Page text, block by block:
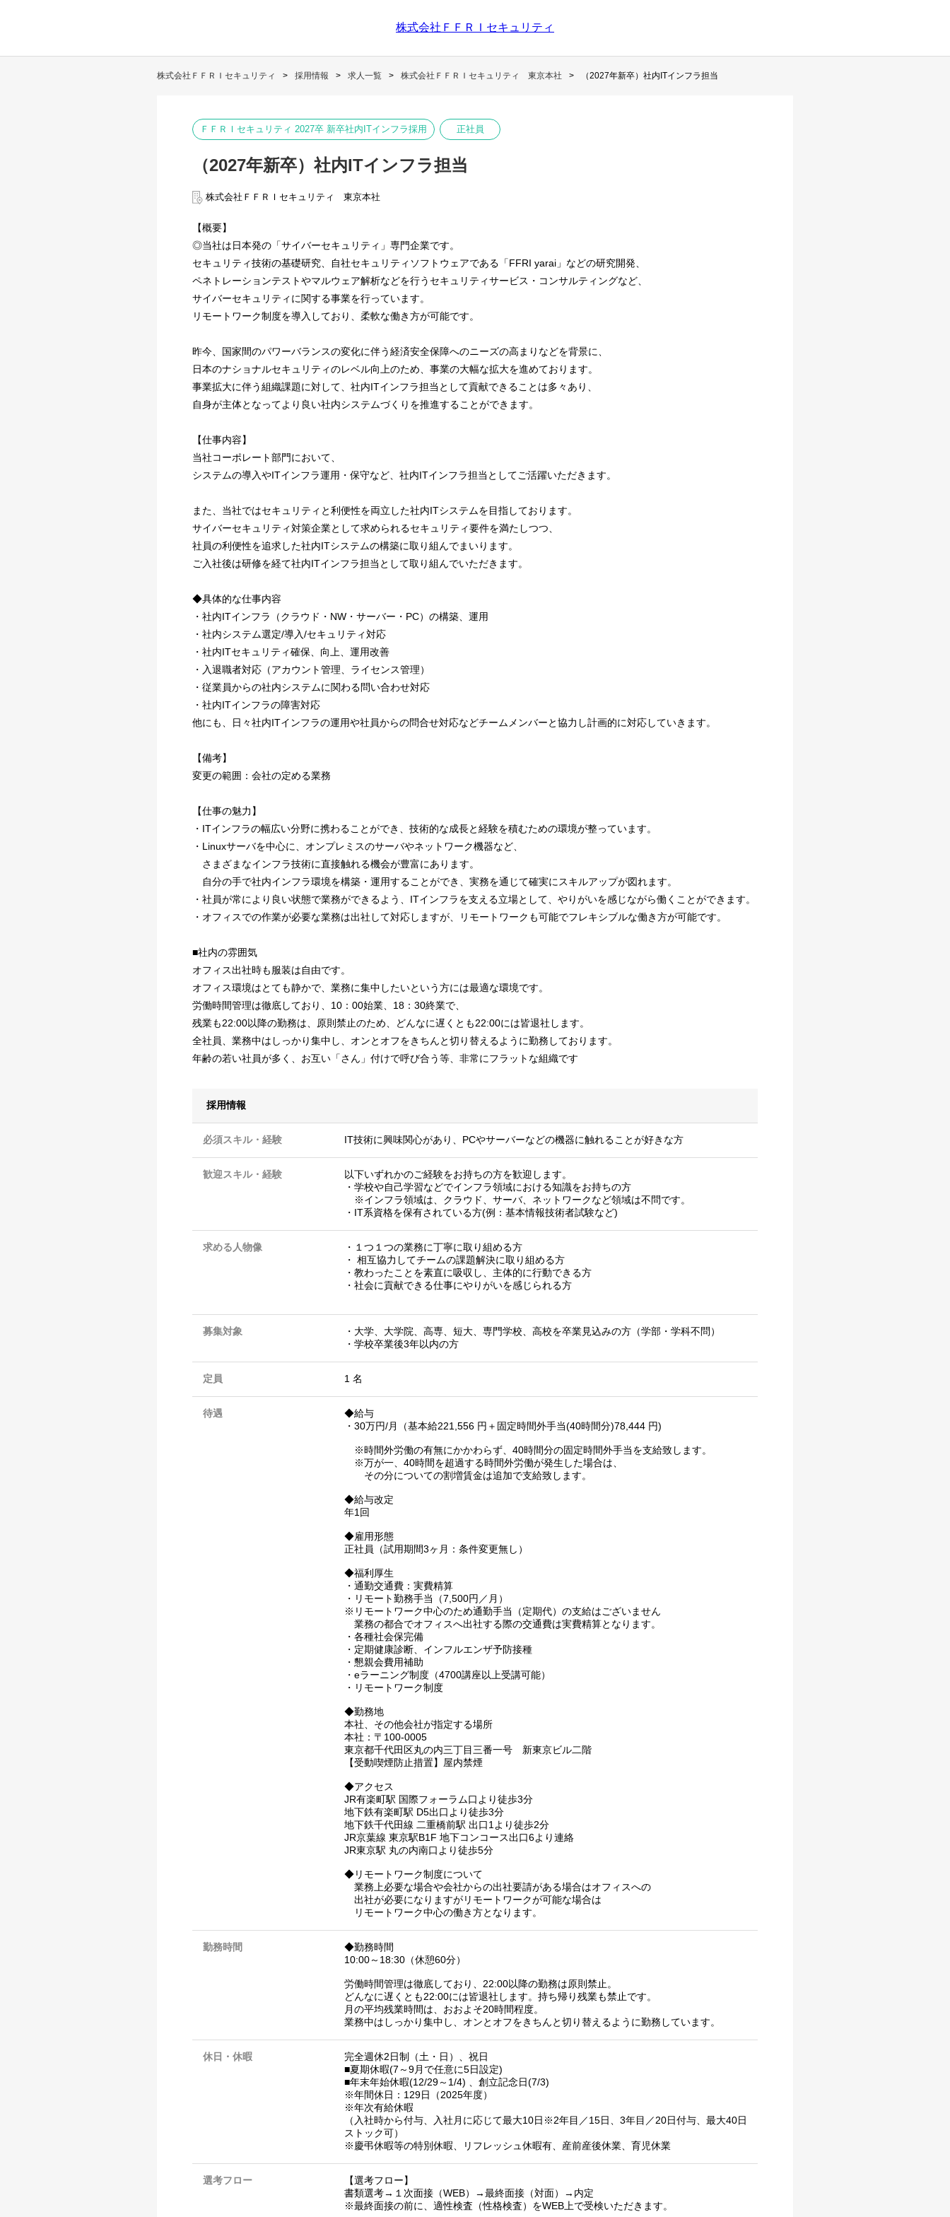
株式会社ＦＦＲＩセキュリティ
株式会社ＦＦＲＩセキュリティ 採用情報 求人一覧 株式会社ＦＦＲＩセキュリティ 東京本社 （2027年新卒）社内ITインフラ担当
ＦＦＲＩセキュリティ 2027卒 新卒社内ITインフラ採用 正社員
（2027年新卒）社内ITインフラ担当
株式会社ＦＦＲＩセキュリティ 東京本社
【概要】
◎当社は日本発の「サイバーセキュリティ」専門企業です。
セキュリティ技術の基礎研究、自社セキュリティソフトウェアである「FFRI yarai」などの研究開発、
ペネトレーションテストやマルウェア解析などを行うセキュリティサービス・コンサルティングなど、
サイバーセキュリティに関する事業を行っています。
リモートワーク制度を導入しており、柔軟な働き方が可能です。
昨今、国家間のパワーバランスの変化に伴う経済安全保障へのニーズの高まりなどを背景に、
日本のナショナルセキュリティのレベル向上のため、事業の大幅な拡大を進めております。
事業拡大に伴う組織課題に対して、社内ITインフラ担当として貢献できることは多々あり、
自身が主体となってより良い社内システムづくりを推進することができます。
【仕事内容】
当社コーポレート部門において、
システムの導入やITインフラ運用・保守など、社内ITインフラ担当としてご活躍いただきます。
また、当社ではセキュリティと利便性を両立した社内ITシステムを目指しております。
サイバーセキュリティ対策企業として求められるセキュリティ要件を満たしつつ、
社員の利便性を追求した社内ITシステムの構築に取り組んでまいります。
ご入社後は研修を経て社内ITインフラ担当として取り組んでいただきます。
◆具体的な仕事内容
・社内ITインフラ（クラウド・NW・サーバー・PC）の構築、運用
・社内システム選定/導入/セキュリティ対応
・社内ITセキュリティ確保、向上、運用改善
・入退職者対応（アカウント管理、ライセンス管理）
・従業員からの社内システムに関わる問い合わせ対応
・社内ITインフラの障害対応
他にも、日々社内ITインフラの運用や社員からの問合せ対応などチームメンバーと協力し計画的に対応していきます。
【備考】
変更の範囲：会社の定める業務
【仕事の魅力】
・ITインフラの幅広い分野に携わることができ、技術的な成長と経験を積むための環境が整っています。
・Linuxサーバを中心に、オンプレミスのサーバやネットワーク機器など、
さまざまなインフラ技術に直接触れる機会が豊富にあります。
自分の手で社内インフラ環境を構築・運用することができ、実務を通じて確実にスキルアップが図れます。
・社員が常により良い状態で業務ができるよう、ITインフラを支える立場として、やりがいを感じながら働くことができます。
・オフィスでの作業が必要な業務は出社して対応しますが、リモートワークも可能でフレキシブルな働き方が可能です。
■社内の雰囲気
オフィス出社時も服装は自由です。
オフィス環境はとても静かで、業務に集中したいという方には最適な環境です。
労働時間管理は徹底しており、10：00始業、18：30終業で、
残業も22:00以降の勤務は、原則禁止のため、どんなに遅くとも22:00には皆退社します。
全社員、業務中はしっかり集中し、オンとオフをきちんと切り替えるように勤務しております。
年齢の若い社員が多く、お互い「さん」付けで呼び合う等、非常にフラットな組織です
採用情報
必須スキル・経験 IT技術に興味関心があり、PCやサーバーなどの機器に触れることが好きな方
歓迎スキル・経験
以下いずれかのご経験をお持ちの方を歓迎します。
・学校や自己学習などでインフラ領域における知識をお持ちの方
※インフラ領域は、クラウド、サーバ、ネットワークなど領域は不問です。
・IT系資格を保有されている方(例：基本情報技術者試験など)
求める人物像
・１つ１つの業務に丁寧に取り組める方
・ 相互協力してチームの課題解決に取り組める方
・教わったことを素直に吸収し、主体的に行動できる方
・社会に貢献できる仕事にやりがいを感じられる方
募集対象
・大学、大学院、高専、短大、専門学校、高校を卒業見込みの方（学部・学科不問）
・学校卒業後3年以内の方
定員 1 名
待遇
◆給与
・30万円/月（基本給221,556 円＋固定時間外手当(40時間分)78,444 円)
※時間外労働の有無にかかわらず、40時間分の固定時間外手当を支給致します。
※万が一、40時間を超過する時間外労働が発生した場合は、
その分についての割増賃金は追加で支給致します。
◆給与改定
年1回
◆雇用形態
正社員（試用期間3ヶ月：条件変更無し）
◆福利厚生
・通勤交通費：実費精算
・リモート勤務手当（7,500円／月）
※リモートワーク中心のため通勤手当（定期代）の支給はございません
業務の都合でオフィスへ出社する際の交通費は実費精算となります。
・各種社会保完備
・定期健康診断、インフルエンザ予防接種
・懇親会費用補助
・eラーニング制度（4700講座以上受講可能）
・リモートワーク制度
◆勤務地
本社、その他会社が指定する場所
本社：〒100-0005
東京都千代田区丸の内三丁目三番一号 新東京ビル二階
【受動喫煙防止措置】屋内禁煙
◆アクセス
JR有楽町駅 国際フォーラム口より徒歩3分
地下鉄有楽町駅 D5出口より徒歩3分
地下鉄千代田線 二重橋前駅 出口1より徒歩2分
JR京葉線 東京駅B1F 地下コンコース出口6より連絡
JR東京駅 丸の内南口より徒歩5分
◆リモートワーク制度について
業務上必要な場合や会社からの出社要請がある場合はオフィスへの
出社が必要になりますがリモートワークが可能な場合は
リモートワーク中心の働き方となります。
勤務時間
◆勤務時間
10:00～18:30（休憩60分）
労働時間管理は徹底しており、22:00以降の勤務は原則禁止。
どんなに遅くとも22:00には皆退社します。持ち帰り残業も禁止です。
月の平均残業時間は、おおよそ20時間程度。
業務中はしっかり集中し、オンとオフをきちんと切り替えるように勤務しています。
休日・休暇
完全週休2日制（土・日）、祝日
■夏期休暇(7～9月で任意に5日設定)
■年末年始休暇(12/29～1/4) 、創立記念日(7/3)
※年間休日：129日（2025年度）
※年次有給休暇
（入社時から付与、入社月に応じて最大10日※2年目／15日、3年目／20日付与、最大40日
ストック可）
※慶弔休暇等の特別休暇、リフレッシュ休暇有、産前産後休業、育児休業
選考フロー
【選考フロー】
書類選考→１次面接（WEB）→最終面接（対面）→内定
※最終面接の前に、適性検査（性格検査）をWEB上で受検いただきます。